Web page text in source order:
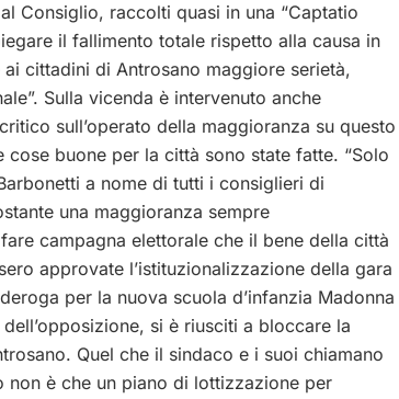
Consiglio, raccolti quasi in una “Captatio
il fallimento totale rispetto alla causa in
cittadini di Antrosano maggiore serietà,
Sulla vicenda è intervenuto anche
sull’operato della maggioranza su questo
buone per la città sono state fatte. “Solo
a nome di tutti i consiglieri di
una maggioranza sempre
campagna elettorale che il bene della città
approvate l’istituzionalizzazione della gara
per la nuova scuola d’infanzia Madonna
si è riusciti a bloccare la
Quel che il sindaco e i suoi chiamano
è che un piano di lottizzazione per